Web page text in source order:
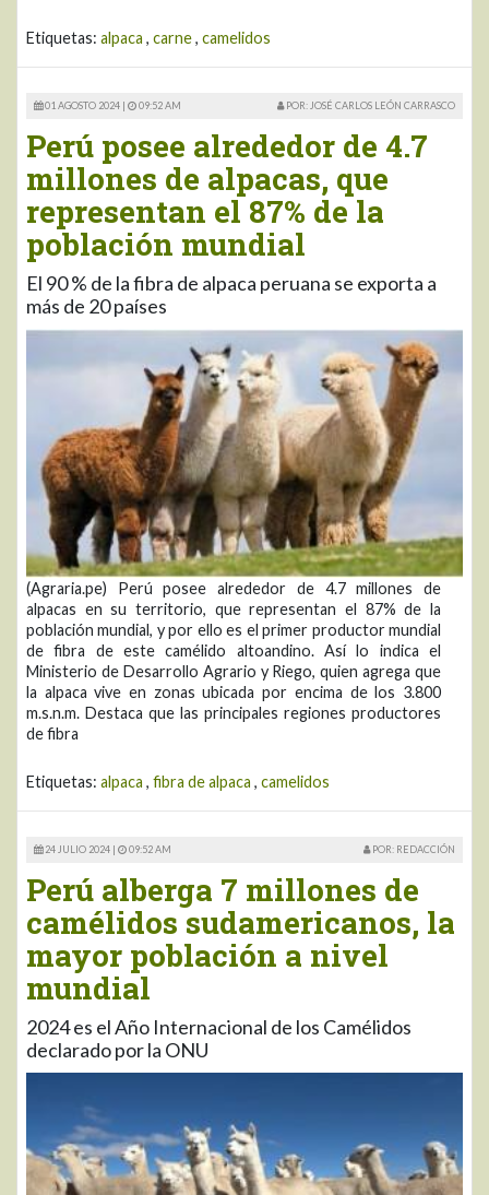
Etiquetas: alpaca , carne, camelidos
01 AGOSTO 2024 | 09:52 AM POR: JOSÉ CARLOS LEÓN CARRASCO
Perú posee alrededor de 4.7
millones de alpacas, que
representan el 87% de la
población mundial
El 90 % de la fibra de alpaca peruana se exporta a
más de 20 países
(Agraria.pe) Perú posee alrededor de 4.7 millones de
alpacas en su territorio, que representan el 87% de la
población mundial, y por ello es el primer productor mundial
de fibra de este camélido altoandino. Así lo indica el
Ministerio de Desarrollo Agrario y Riego, quien agrega que
la alpaca vive en zonas ubicada por encima de los 3.800
m.s.n.m. Destaca que las principales regiones productores
de fibra
Etiquetas: alpaca , fibra de alpaca , camelidos
24 JULIO 2024 | 09:52 AM POR: REDACCIÓN
Perú alberga 7 millones de
camélidos sudamericanos, la
mayor población a nivel
mundial
2024 es el Año Internacional de los Camélidos
declarado por la ONU